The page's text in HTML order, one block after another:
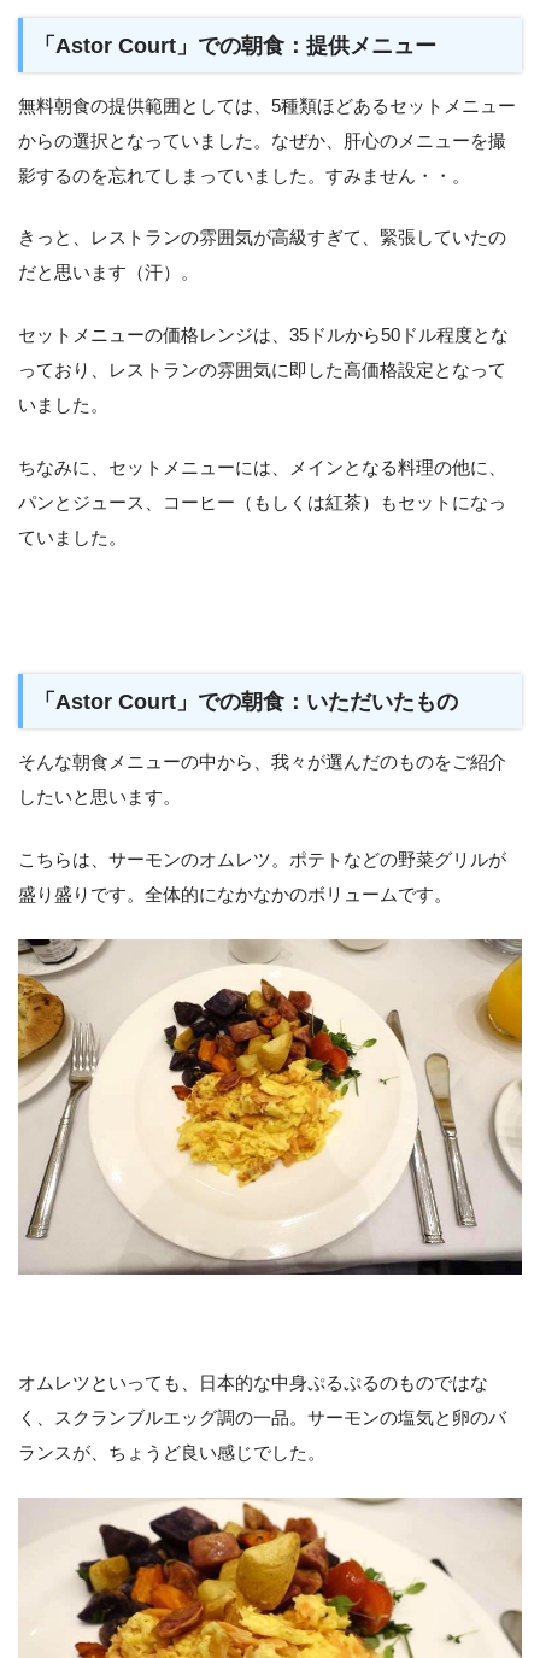
「Astor Court」での朝食：提供メニュー
無料朝食の提供範囲としては、5種類ほどあるセットメニュー
からの選択となっていました。なぜか、肝心のメニューを撮
影するのを忘れてしまっていました。すみません・・。
きっと、レストランの雰囲気が高級すぎて、緊張していたの
だと思います（汗）。
セットメニューの価格レンジは、35ドルから50ドル程度とな
っており、レストランの雰囲気に即した高価格設定となって
いました。
ちなみに、セットメニューには、メインとなる料理の他に、
パンとジュース、コーヒー（もしくは紅茶）もセットになっ
ていました。
「Astor Court」での朝食：いただいたもの
そんな朝食メニューの中から、我々が選んだのものをご紹介
したいと思います。
こちらは、サーモンのオムレツ。ポテトなどの野菜グリルが
盛り盛りです。全体的になかなかのボリュームです。
オムレツといっても、日本的な中身ぷるぷるのものではな
く、スクランブルエッグ調の一品。サーモンの塩気と卵のバ
ランスが、ちょうど良い感じでした。